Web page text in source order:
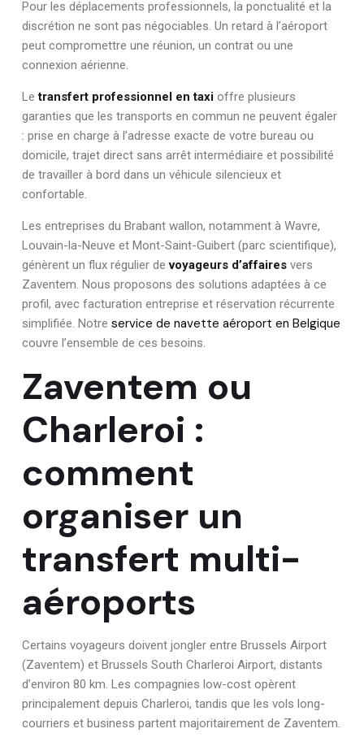
Pour les déplacements professionnels, la ponctualité et la
discrétion ne sont pas négociables. Un retard à l’aéroport
peut compromettre une réunion, un contrat ou une
connexion aérienne.
Letransfert professionnel en taxi offre plusieurs
garanties que les transports en commun ne peuvent égaler
: prise en charge à l’adresse exacte de votre bureau ou
domicile, trajet direct sans arrêt intermédiaire et possibilité
de travailler à bord dans un véhicule silencieux et
confortable.
Les entreprises du Brabant wallon, notamment à Wavre,
Louvain-la-Neuve et Mont-Saint-Guibert (parc scientifique),
génèrent un flux régulier devoyageurs d’affaires vers
Zaventem. Nous proposons des solutions adaptées à ce
profil, avec facturation entreprise et réservation récurrente
simplifiée. Notre service de navette aéroport en Belgique
couvre l’ensemble de ces besoins.
Zaventem ou
Charleroi :
comment
organiser un
transfert multi-
aéroports
Certains voyageurs doivent jongler entre Brussels Airport
(Zaventem) et Brussels South Charleroi Airport, distants
d’environ 80 km. Les compagnies low-cost opèrent
principalement depuis Charleroi, tandis que les vols long-
courriers et business partent majoritairement de Zaventem.